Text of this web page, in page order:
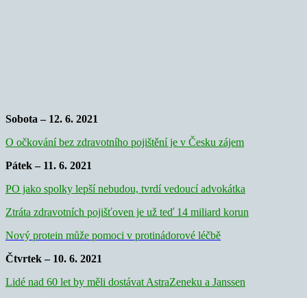
Sobota – 12. 6. 2021
O očkování bez zdravotního pojištění je v Česku zájem
Pátek – 11. 6. 2021
PO jako spolky lepší nebudou, tvrdí vedoucí advokátka
Ztráta zdravotních pojišťoven je už teď 14 miliard korun
Nový protein může pomoci v protinádorové léčbě
Čtvrtek – 10. 6. 2021
Lidé nad 60 let by měli dostávat AstraZeneku a Janssen